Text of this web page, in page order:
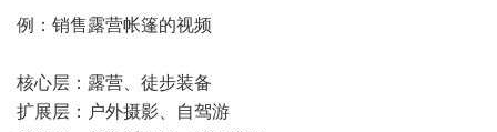
例：销售露营帐篷的视频
核心层：露营、徒步装备
扩展层：户外摄影、自驾游